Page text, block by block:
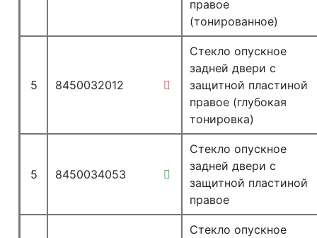
правое
(тонированное)
5 8450032012
Стекло опускное
задней двери с
защитной пластиной
правое (глубокая
тонировка)
5 8450034053
Стекло опускное
задней двери с
защитной пластиной
правое
Стекло опускное